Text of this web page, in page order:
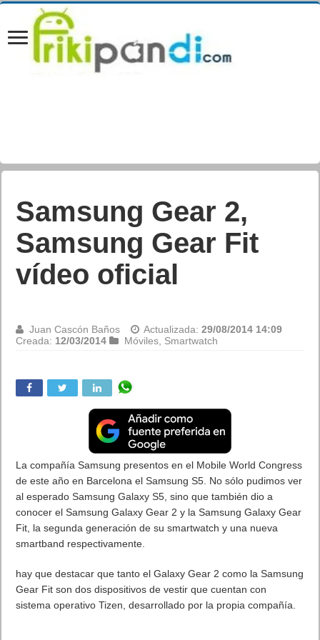
Samsung Gear 2,
Samsung Gear Fit
vídeo oficial
Juan Cascón Baños Actualizada:29/08/2014 14:09
Creada: 12/03/2014 Móviles Smartwatch
La compañía Samsung presentos en el Mobile World Congress
de este año en Barcelona el Samsung S5. No sólo pudimos ver
al esperado Samsung Galaxy S5, sino que también dio a
conocer el Samsung Galaxy Gear 2 y la Samsung Galaxy Gear
Fit, la segunda generación de su smartwatch y una nueva
smartband respectivamente.
hay que destacar que tanto el Galaxy Gear 2 como la Samsung
Gear Fit son dos dispositivos de vestir que cuentan con
sistema operativo Tizen, desarrollado por la propia compañía.